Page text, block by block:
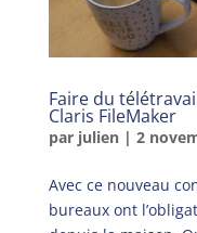
Faire du
Claris FileMaker
par julien| 2
Avec ce nouveau
bureaux ont